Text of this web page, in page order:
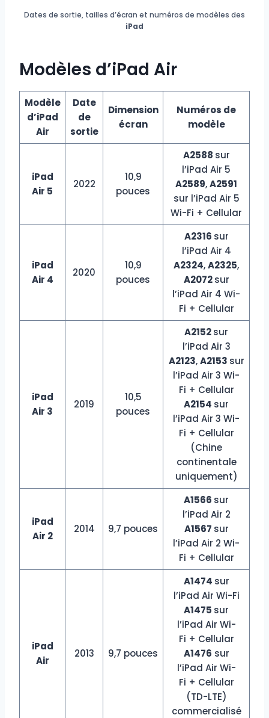
Dates de sortie, tailles d’écran et numéros de modèles des
iPad
Modèles d’iPad Air
Modèle
d’iPad
Air
Date
de
sortie
Dimension
écran
Numéros de
modèle
iPad
Air 5
2022
10,9
pouces
A2588 sur
l’iPad Air 5
A2589,A2591
sur l’iPad Air 5
Wi-Fi + Cellular
iPad
Air 4
2020
10,9
pouces
A2316 sur
l’iPad Air 4
A2324,A2325,
A2072sur
l’iPad Air 4 Wi-
Fi + Cellular
iPad
Air 3
2019
10,5
pouces
A2152sur
l’iPad Air 3
A2123,A2153 sur
l’iPad Air 3 Wi-
Fi + Cellular
A2154 sur
l’iPad Air 3 Wi-
Fi + Cellular
(Chine
continentale
uniquement)
iPad
Air 2
2014 9,7 pouces
A1566 sur
l’iPad Air 2
A1567 sur
l’iPad Air 2 Wi-
Fi + Cellular
iPad
Air
2013 9,7 pouces
A1474 sur
l’iPad Air Wi-Fi
A1475 sur
l’iPad Air Wi-
Fi + Cellular
A1476 sur
l’iPad Air Wi-
Fi + Cellular
(TD-LTE)
commercialisé